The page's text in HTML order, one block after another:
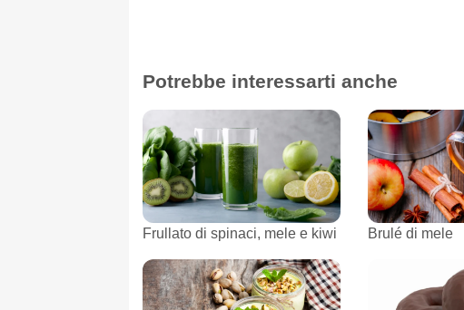
Potrebbe interessarti anche
Frullato di spinaci, mele e kiwi Brulé di mele